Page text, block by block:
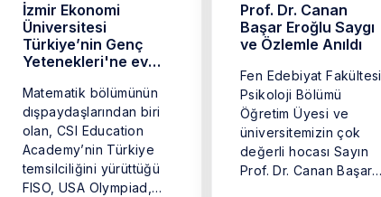
İzmir Ekonomi
Üniversitesi
Türkiye’nin Genç
Yetenekleri'ne ev
Matematik bölümünün
dışpaydaşlarından biri
olan, CSI Education
Academy’nin Türkiye
temsilciliğini yürüttüğü
FISO, USA Olympiad,
Prof. Dr. Canan
Başar Eroğlu Saygı
ve Özlemle Anıldı
Fen Edebiyat Fakültesi
Psikoloji Bölümü
Öğretim Üyesi ve
üniversitemizin çok
değerli hocası Sayın
Prof. Dr. Canan Başar